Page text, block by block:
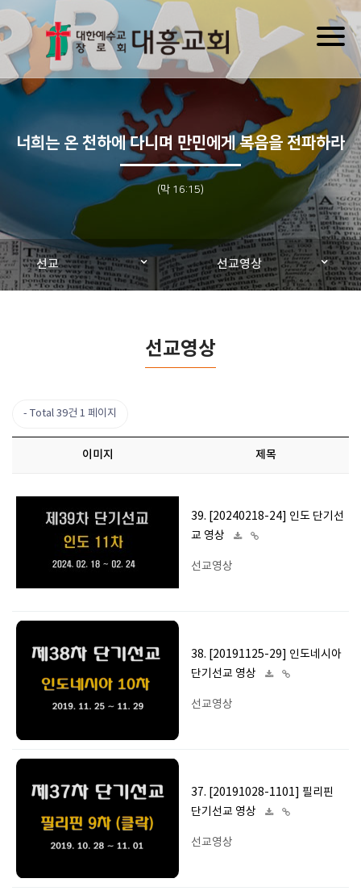
너희는 온 천하에 다니며 만민에게 복음을 전파하라
(막 16:15)
선교 선교영상
선교영상
Total 39건 1 페이지
이미지 제목
39. [20240218-24] 인도 단기선
교 영상
선교영상
38. [20191125-29] 인도네시아
단기선교 영상
선교영상
37. [20191028-1101] 필리핀
단기선교 영상
선교영상